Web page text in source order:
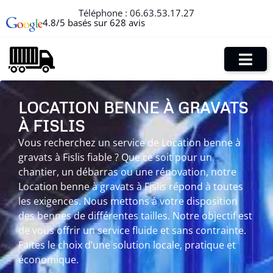
Téléphone : 06.63.53.17.27
4.8/5 basés sur 628 avis
LOCATION BENNE À GRAVATS
À FISLIS
Vous recherchez un service de Location benne à
gravats à Fislis fiable ? Que ce soit pour un
chantier, un débarras ou une rénovation, notre
Location benne à gravats à Fislis répond à toutes
les exigences. Nous mettons à votre disposition
des bennes de différentes tailles. Notre objectif est
de vous offrir un service fluide et sans contrainte.
Faites le choix d’une solution locale, pratique et
économique.